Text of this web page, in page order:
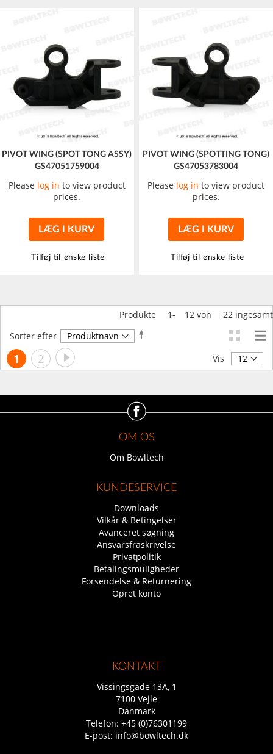
PIVOT WING (SPOT TONG ASSY)
GS47051759004
Please log in to view product
prices.
LÆG I KURV
Tilføj til ønske liste
PIVOT WING (SPOTTING TONG)
GS47053783004
Please log in to view product
prices.
LÆG I KURV
Tilføj til ønske liste
Produkte 1- 12 von 22 ingesamt
Sorter efter
Faldende
Side
Du
i
øjeblikket
1 Side
2 Side
Videre Vis
OM OS
Om Bowltech
KUNDESERVICE
Downloads
Vilkår & Betingelser
Avanceret søgning
Ansvarsfraskrivelse
Privatpolitik
Betalingsmuligheder
Forsendelse & Returnering
Opret konto
KONTAKT
Vissingsgade 13A, 1
7100 Vejle
Danmark
Telefon: +45 (0)76301199
E-post: info@bowltech.dk